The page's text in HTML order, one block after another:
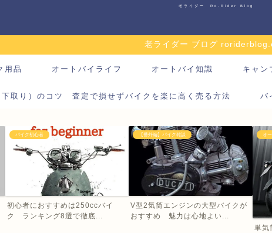
老ライダー Ro-Rider Blog
老ライダー ブログ
用品 オートバイライフ オートバイ知識 キャン
下取り）のコツ 査定で損せずバイクを楽に高く売る方法 バ
バイク初心者
初心者におすすめは250ccバイ
ク ランキング8選で徹底...
【番外編】バイク雑談
V型2気筒エンジンの大型バイクが
おすすめ 魅力は心地よい...
オ
単気